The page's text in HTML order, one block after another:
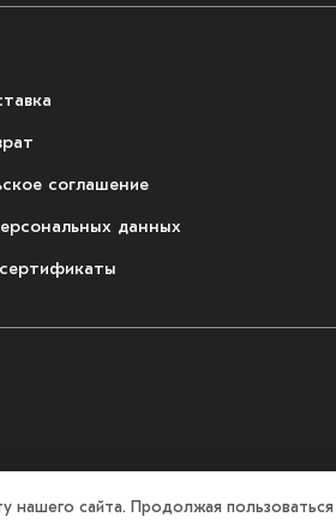
соглашение
данных
сайта. Продолжая пользоваться